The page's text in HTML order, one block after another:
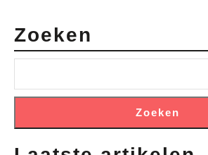
Zoeken
Zoeken